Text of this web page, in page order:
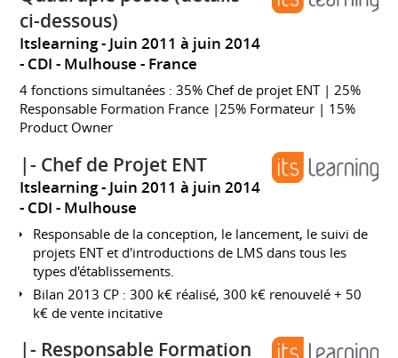
ci-dessous)
Itslearning
Juin 2011 à juin 2014
CDI
Mulhouse France
4 fonctions simultanées : 35% Chef de projet ENT | 25%
Responsable Formation France |25% Formateur | 15%
Product Owner
|- Chef de Projet ENT
Itslearning
Juin 2011 à juin 2014
CDI
Mulhouse
Responsable de la conception, le lancement, le suivi de
projets ENT et d'introductions de LMS dans tous les
types d'établissements.
Bilan 2013 CP : 300 k€ réalisé, 300 k€ renouvelé + 50
k€ de vente incitative
|- Responsable Formation